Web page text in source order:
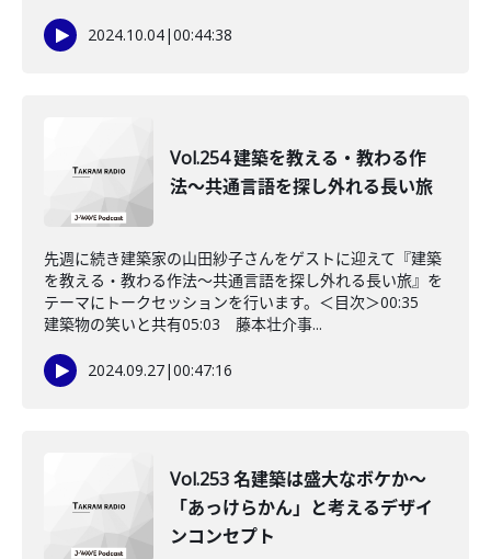
2024.10.04|00:44:38
Vol.254 建築を教える・教わる作
法〜共通言語を探し外れる長い旅
先週に続き建築家の山田紗子さんをゲストに迎えて『建築
を教える・教わる作法〜共通言語を探し外れる長い旅』を
テーマにトークセッションを行います。＜目次＞00:35
建築物の笑いと共有05:03 藤本壮介事...
2024.09.27|00:47:16
Vol.253 名建築は盛大なボケか〜
「あっけらかん」と考えるデザイ
ンコンセプト